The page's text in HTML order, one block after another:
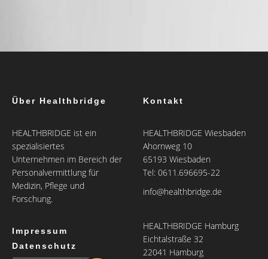
Über Healthbridge
HEALTHBRIDGE ist ein
spezialisiertes
Unternehmen im Bereich der
Personalvermittlung für
Medizin, Pflege und
Forschung.
Impressum
Datenschutz
Kontakt
HEALTHBRIDGE Wiesbaden
Ahornweg 10
65193 Wiesbaden
Tel: 0611.696695-22
info@healthbridge.de
HEALTHBRIDGE Hamburg
Eichtalstraße 32
22041 Hamburg